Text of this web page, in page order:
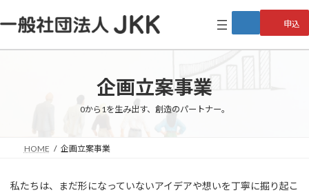
ン
ン
ビ
ー
申込
企画立案事業
0から1を生み出す、創造のパートナー。
HOME 企画立案事業
私たちは、まだ形になっていないアイデアや想いを丁寧に掘り起こ